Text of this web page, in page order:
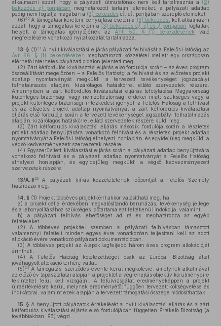
alkalmazni azzal, hogy a pályázati útmutatónak nem kell tartalmaznia a (2)
bekezdés e) pontjában
meghatározott tartalmi elemeket, a pályázati adatlap
pedig nem foglalja magában a (3) bekezdés c), e),
pontjában szereplő elemeket.
(6) 20 A támogatási kérelem benyújtása esetén a (3) bekezdést kell alkalmazni
azzal, hogy a támogatási kérelem a (3) bekezdés c), e) ési) pontjában foglaltak
helyett a támogatás igénylőjének az Áht. 50. § (1) bekezdésének
való
megfelelésére vonatkozó nyilatkozatát tartalmazza.
13. § (1) 21 A nyílt kiválasztási eljárás pályázati felhívását a Felelős Hatóság az
Ávr. 66. § (1) bekezdésében meghatározott közzététel mellett egy országosan
elérhető internetes pályázati oldalon jelenteti meg.
(2) Zárt kétfordulós kiválasztási eljárás első fordulója során – az éves program
összeállítását megelőzően – a Felelős Hatóság a felhívást és az előzetes projekt
adatlap nyomtatványát megküldi a tervezett tevékenységet jogszabályi
felhatalmazás alapján, kizárólagos hatáskörrel ellátó szervezetek részére.
Amennyiben a zárt kétfordulós kiválasztási eljárás lefolytatása Magyarország
különleges biztonsági vagy nemzetbiztonsági érdekei miatt szükséges vagy a
projekt különleges biztonsági intézkedést igényel, a Felelős Hatóság a felhívást
és az előzetes projekt adatlap nyomtatványát a zárt kétfordulós kiválasztási
eljárás első fordulója során a tervezett tevékenységet jogszabályi felhatalmazás
alapján, kizárólagos hatáskörrel ellátó szervezetek részére küldi meg.
(3) Zárt kétfordulós kiválasztási eljárás második fordulója során a részletes
projekt adatlap benyújtására vonatkozó felhívást és a részletes projekt adatlap
nyomtatványát a Felelős Hatóság elhelyezi honlapján, és egyidejűleg megküldi a
végső kedvezményezett szervezetek részére.
(4) Egyszerűsített kiválasztási eljárás során a pályázati adatlap benyújtására
vonatkozó felhívást és a pályázati adatlap nyomtatványát a Felelős Hatóság
elhelyezi honlapján, és egyidejűleg megküldi a végső kedvezményezett
szervezetek részére.
13/A. §22
A pályázati kiírás közzétételének időpontját a Felelős Személy
határozza meg.
14. § (1) Projekt többéves projektként akkor valósítható meg, ha
a) a projekt célja érdekében megvalósítandó beruházás, tevékenység jellege
és a lebonyolításához szükséges időtartama ezt feltétlenül indokolja, valamint
b) a pályázati felhívás lehetőséget ad rá és meghatározza az egyéb
feltételeket.
(2) A többéves projekttel szemben a pályázati felhívásban támasztott
valamennyi feltételt minden egyes évre vonatkozóan teljesíteni kell az adott
allokáció évére vonatkozó pályázati dokumentációban.
(3) A többéves projekt az Alapok legfeljebb három éves program allokációját
érintheti.
(4) A Felelős Hatóság kötelezettséget csak az Európai Bizottság által
jóváhagyott allokáció terhére vállal.
(5) 23 A támogatási szerződés évente kerül megkötésre, amelynek alkalmával
az előző év tapasztalatai alapján a projektet a végrehajtás objektív körülményeire
tekintettel felül kell vizsgálni. A felülvizsgálat eredményeképpen a projekt
újraértékelésre kerül, melynek eredményétől függően tervezett költségvetése és
indikátorai, valamint ezek alapján a tervezett támogatási összege módosíthatóak.
15. § A benyújtott pályázatok értékelését a nyílt kiválasztási eljárás és a zárt
kétfordulós kiválasztási eljárás első fordulójában független Értékelő Bizottság (a
továbbiakban: ÉB) végzi.